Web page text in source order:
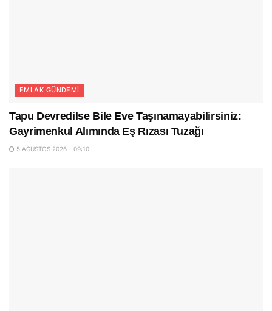
EMLAK GÜNDEMI
Tapu Devredilse Bile Eve Taşınamayabilirsiniz:
Gayrimenkul Alımında Eş Rızası Tuzağı
5 AĞUSTOS 2026 - 09:10